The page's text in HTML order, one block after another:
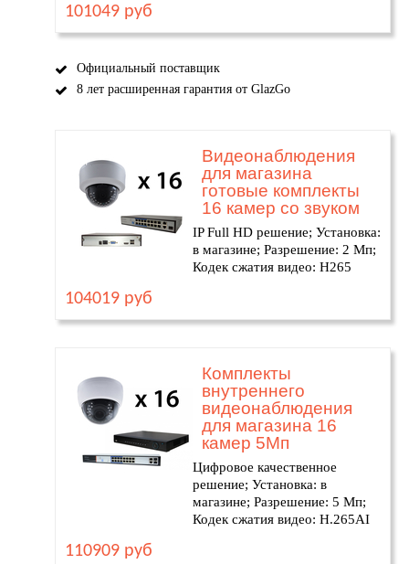
101049 руб
Официальный поставщик
8 лет расширенная гарантия от GlazGo
Видеонаблюдения
для магазина
готовые комплекты
16 камер со звуком
IP Full HD решение; Установка:
в магазине; Разрешение: 2 Мп;
Кодек сжатия видео: H265
104019 руб
Комплекты
внутреннего
видеонаблюдения
для магазина 16
камер 5Мп
Цифровое качественное
решение; Установка: в
магазине; Разрешение: 5 Мп;
Кодек сжатия видео: H.265AI
110909 руб